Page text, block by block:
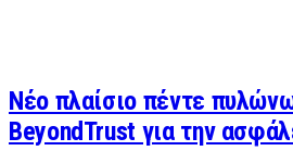
Νέο πλαίσιο πέντε
BeyondTrust για την